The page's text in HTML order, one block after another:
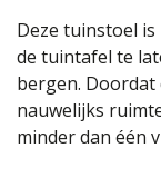
Deze tuinstoel
de tuintafel te
bergen. Doordat
nauwelijks
minder dan één